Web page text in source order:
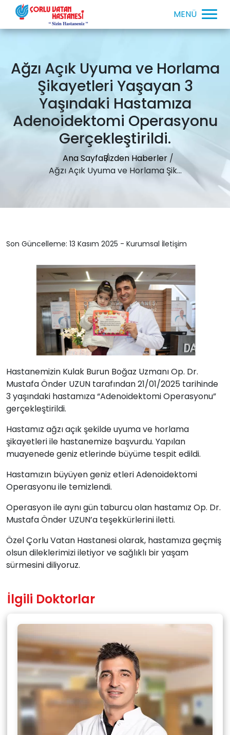
Ağzı Açık Uyuma ve Horlama
Şikayetleri Yaşayan 3
Yaşındaki Hastamıza
Adenoidektomi Operasyonu
Gerçekleştirildi.
Ana SayfaBizden Haberler
Ağzı Açık Uyuma ve Horlama Şik...
Son Güncelleme: 13 Kasım 2025 - Kurumsal İletişim
Hastanemizin Kulak Burun Boğaz Uzmanı Op. Dr.
Mustafa Önder UZUN tarafından 21/01/2025 tarihinde
3 yaşındaki hastamıza “Adenoidektomi Operasyonu”
gerçekleştirildi.
Hastamız ağzı açık şekilde uyuma ve horlama
şikayetleri ile hastanemize başvurdu. Yapılan
muayenede geniz etlerinde büyüme tespit edildi.
Hastamızın büyüyen geniz etleri Adenoidektomi
Operasyonu ile temizlendi.
Operasyon ile aynı gün taburcu olan hastamız Op. Dr.
Mustafa Önder UZUN’a teşekkürlerini iletti.
Özel Çorlu Vatan Hastanesi olarak, hastamıza geçmiş
olsun dileklerimizi iletiyor ve sağlıklı bir yaşam
sürmesini diliyoruz.
İlgili Doktorlar